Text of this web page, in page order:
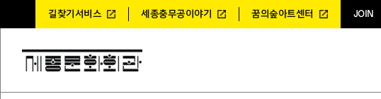
길찾기서비스 세종충무공이야기 꿈의숲아트센터 JOIN